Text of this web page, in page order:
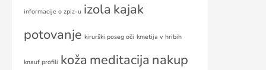
informacije o zpiz-u izola kajak
potovanje kirurški poseg oči kmetija v hribih
knauf profili koža meditacija nakup